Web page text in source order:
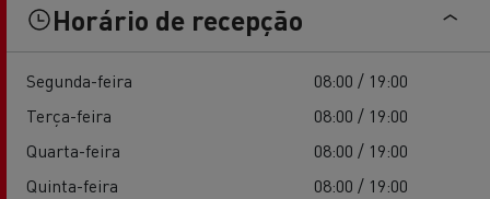
Horário de recepção
Segunda-feira
08:00 / 19:00
Terça-feira
08:00 / 19:00
Quarta-feira
08:00 / 19:00
Quinta-feira
08:00 / 19:00